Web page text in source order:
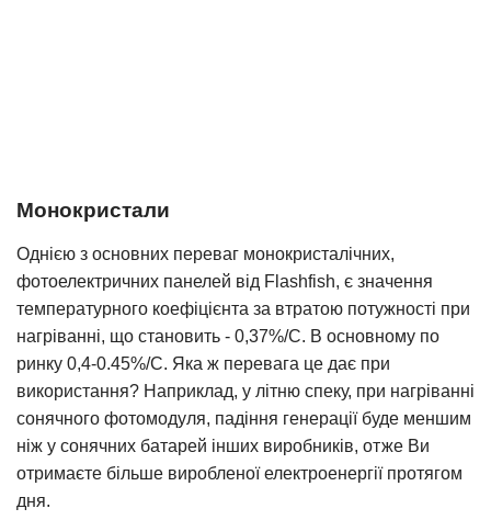
Монокристали
Однією з основних переваг монокристалічних,
фотоелектричних панелей від Flashfish, є значення
температурного коефіцієнта за втратою потужності при
нагріванні, що становить - 0,37%/С. В основному по
ринку 0,4-0.45%/С. Яка ж перевага це дає при
використання? Наприклад, у літню спеку, при нагріванні
сонячного фотомодуля, падіння генерації буде меншим
ніж у сонячних батарей інших виробників, отже Ви
отримаєте більше виробленої електроенергії протягом
дня.